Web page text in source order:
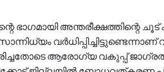
ഭാഗമായി അന്തരീക്ഷത്തിന്റെ
ആരോഗ്യ വകുപ്പ്